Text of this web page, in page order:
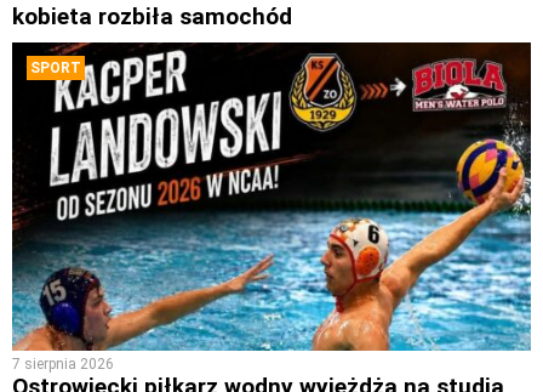
kobieta rozbiła samochód
SPORT
7 sierpnia 2026
Ostrowiecki piłkarz wodny wyjeżdża na studia